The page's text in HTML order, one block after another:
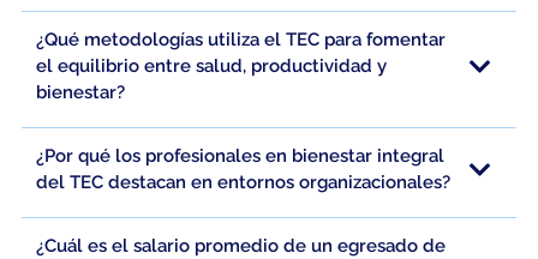
¿Qué metodologías utiliza el TEC para fomentar
el equilibrio entre salud, productividad y
bienestar?
¿Por qué los profesionales en bienestar integral
del TEC destacan en entornos organizacionales?
¿Cuál es el salario promedio de un egresado de